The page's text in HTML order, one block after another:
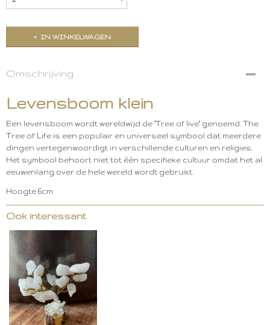
IN WINKELWAGEN
Omschrijving
Levensboom klein
Een levensboom wordt wereldwijd de "Tree of live" genoemd. The
Tree of Life is een populair en universeel symbool dat meerdere
dingen vertegenwoordigt in verschillende culturen en religies.
Het symbool behoort niet tot één specifieke cultuur omdat het al
eeuwenlang over de hele wereld wordt gebruikt.
Hoogte 6cm
Ook interessant